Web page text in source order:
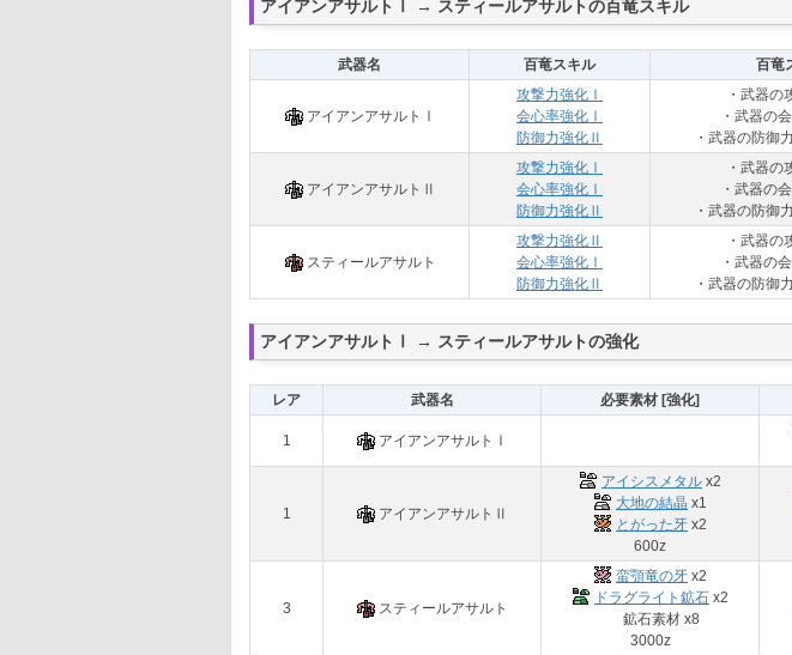
アイアンアサルトⅠ → スティールアサルトの百竜スキル
武器名 百竜スキル 百竜
アイアンアサルトⅠ
攻撃力強化Ⅰ
会心率強化Ⅰ
防御力強化Ⅱ
・武器の
・武器の
・武器の防御
アイアンアサルトⅡ
攻撃力強化Ⅰ
会心率強化Ⅰ
防御力強化Ⅱ
・武器の
・武器の
・武器の防御
スティールアサルト
攻撃力強化Ⅱ
会心率強化Ⅰ
防御力強化Ⅱ
・武器の
・武器の
・武器の防御
アイアンアサルトⅠ → スティールアサルトの強化
レア 武器名 必要素材 [強化]
1 アイアンアサルトⅠ
1 アイアンアサルトⅡ
アイシスメタル x2
大地の結晶 x1
とがった牙 x2
600z
3 スティールアサルト
蛮顎竜の牙 x2
ドラグライト鉱石 x2
鉱石素材 x8
3000z